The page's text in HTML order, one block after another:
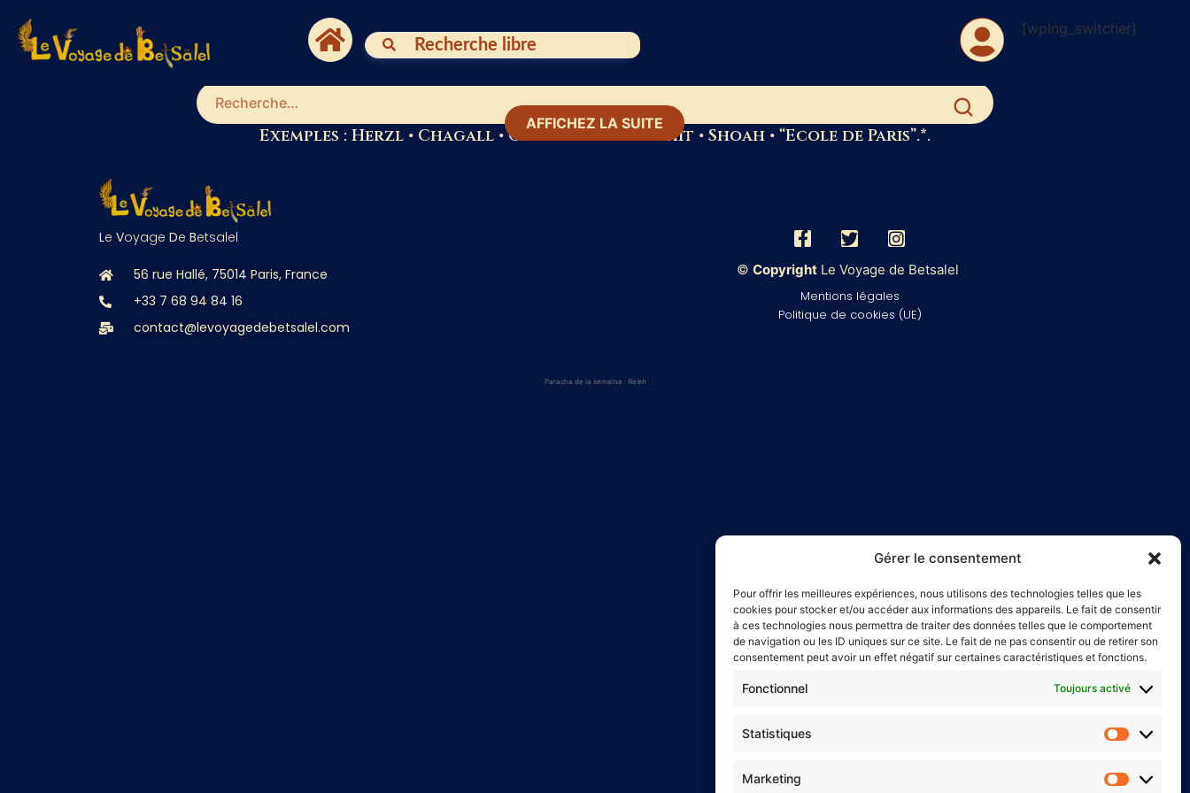
Gérer le consentement
Pour offrir les meilleures expériences, nous utilisons des technologies telles que les
cookies pour stocker et/ou accéder aux informations des appareils. Le fait de consentir
à ces technologies nous permettra de traiter des données telles que le comportement
de navigation ou les ID uniques sur ce site. Le fait de ne pas consentir ou de retirer son
consentement peut avoir un effet négatif sur certaines caractéristiques et fonctions.
Fonctionnel Toujours activé
Statistiques
Marketing
[wplng_switcher]
Recherchez un artiste, une œuvre, un thème, n’importe qui, n’importe quoi… dans les contenus du site.
Exemples : Herzl • Chagall • Orfèvrerie • Bereshit • Shoah • “Ecole de Paris”.*.
AFFICHEZ LA SUITE
Le Voyage De Betsalel
56 rue Hallé, 75014 Paris, France
+33 7 68 94 84 16
contact@levoyagedebetsalel.com
©Copyright Le Voyage de Betsalel
Mentions légales
Politique de cookies (UE)
Paracha de la semaine : Re’eh